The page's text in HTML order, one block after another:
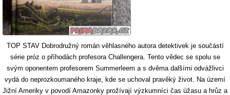
TOP STAV Dobrodružný román věhlasného autora detektivek je součástí
série próz o příhodách profesora Challengera. Tento vědec se spolu se
svým oponentem profesorem Summerleem a s dvěma dalšími odvážlivci
vydá do neprozkoumaného kraje, kde se uchoval pravěký život. Na území
Jižní Ameriky v povodí Amazonky prožívají výzkumníci čas úžasu a hrůz a